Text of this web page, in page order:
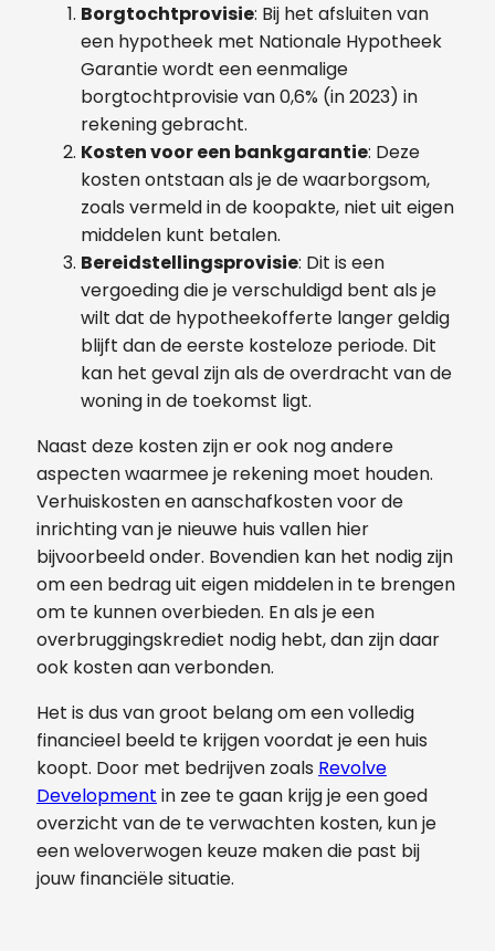
Borgtochtprovisie: Bij het afsluiten van
een hypotheek met Nationale Hypotheek
Garantie wordt een eenmalige
borgtochtprovisie van 0,6% (in 2023) in
rekening gebracht.
Kosten voor een bankgarantie: Deze
kosten ontstaan als je de waarborgsom,
zoals vermeld in de koopakte, niet uit eigen
middelen kunt betalen.
Bereidstellingsprovisie: Dit is een
vergoeding die je verschuldigd bent als je
wilt dat de hypotheekofferte langer geldig
blijft dan de eerste kosteloze periode. Dit
kan het geval zijn als de overdracht van de
woning in de toekomst ligt.
Naast deze kosten zijn er ook nog andere
aspecten waarmee je rekening moet houden.
Verhuiskosten en aanschafkosten voor de
inrichting van je nieuwe huis vallen hier
bijvoorbeeld onder. Bovendien kan het nodig zijn
om een bedrag uit eigen middelen in te brengen
om te kunnen overbieden. En als je een
overbruggingskrediet nodig hebt, dan zijn daar
ook kosten aan verbonden.
Het is dus van groot belang om een volledig
financieel beeld te krijgen voordat je een huis
koopt. Door met bedrijven zoals Revolve
Development in zee te gaan krijg je een goed
overzicht van de te verwachten kosten, kun je
een weloverwogen keuze maken die past bij
jouw financiële situatie.